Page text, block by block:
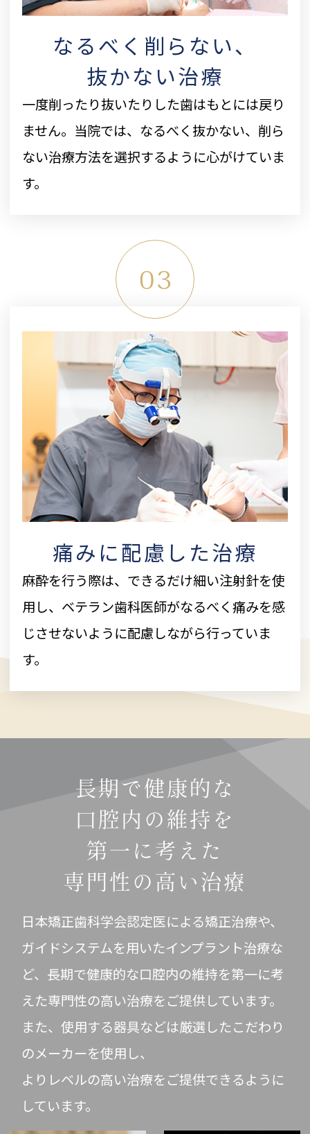
なるべく削らない、
抜かない治療
一度削ったり抜いたりした歯はもとには戻り
ません。当院では、なるべく抜かない、削ら
ない治療方法を選択するように心がけていま
す。
03
痛みに配慮した治療
麻酔を行う際は、できるだけ細い注射針を使
用し、ベテラン歯科医師がなるべく痛みを感
じさせないように配慮しながら行っていま
す。
長期で健康的な
口腔内の維持を
第一に考えた
専門性の高い治療
日本矯正歯科学会認定医による矯正治療や、
ガイドシステムを用いたインプラント治療な
ど、 長期で健康的な口腔内の維持を第一に考
えた専門性の高い治療をご提供しています。
また、使用する器具などは厳選したこだわり
のメーカーを使用し、
よりレベルの高い治療をご提供できるように
しています。